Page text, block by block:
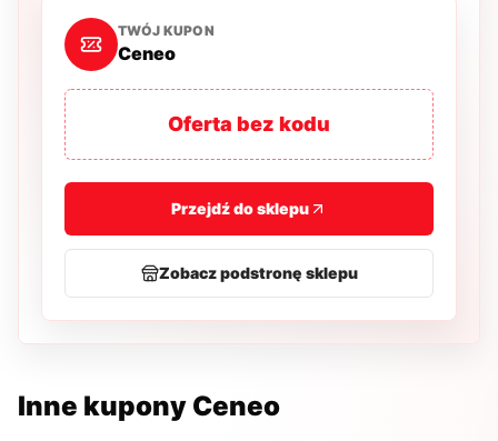
TWÓJ KUPON
Ceneo
Oferta bez kodu
Przejdź do sklepu
Zobacz podstronę sklepu
Inne kupony Ceneo